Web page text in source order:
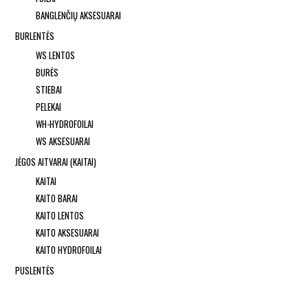
BANGLENČIŲ AKSESUARAI
BURLENTĖS
WS LENTOS
BURĖS
STIEBAI
PELEKAI
WH-HYDROFOILAI
WS AKSESUARAI
JĖGOS AITVARAI (KAITAI)
KAITAI
KAITO BARAI
KAITO LENTOS
KAITO AKSESUARAI
KAITO HYDROFOILAI
PUSLENTĖS